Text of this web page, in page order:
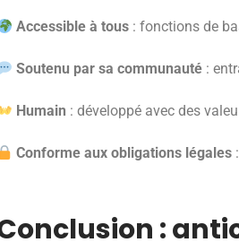
Accessible à tous: fonctions de
Soutenu par sa communauté:
Humain : développé avec des
Conforme aux obligations légales:
: